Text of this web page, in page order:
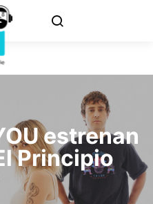
estrenan
Principio